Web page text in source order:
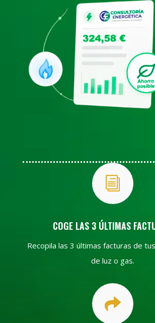
i
COGE LAS 3 ÚLTIMAS
Recopila las 3 últimas facturas de
de luz o gas.
